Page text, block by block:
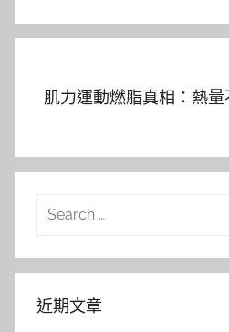
覽
肌力運動燃脂真相：熱
Search
近期文章